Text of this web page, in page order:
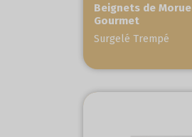
Beignets de Morue
Gourmet
Surgelé Trempé